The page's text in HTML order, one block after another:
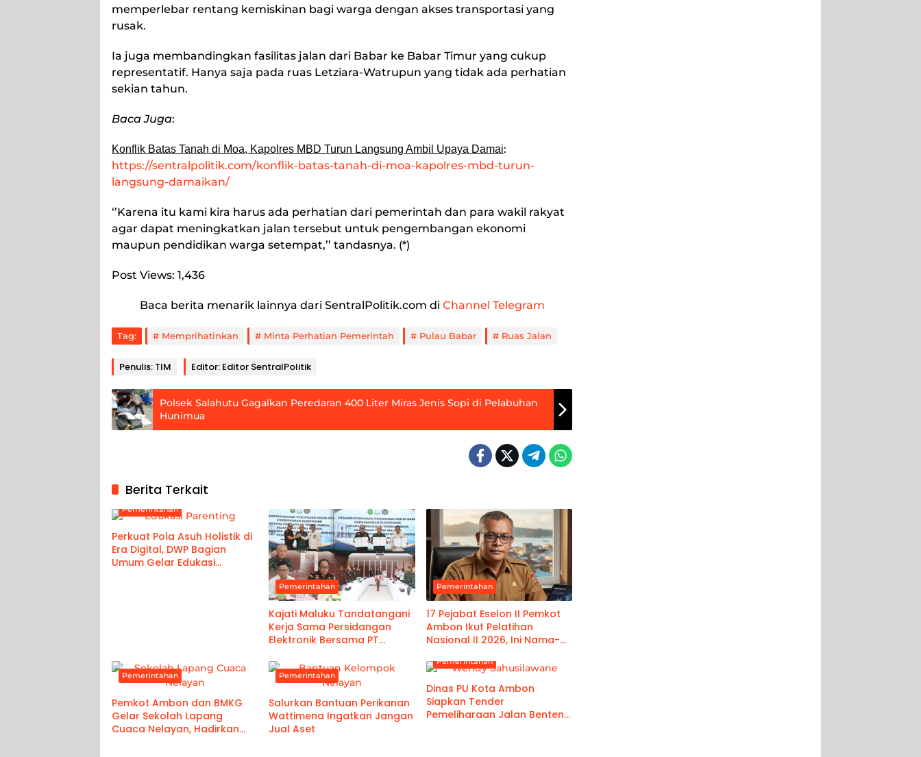
memperlebar rentang kemiskinan bagi warga dengan akses transportasi yang
rusak.
Ia juga membandingkan fasilitas jalan dari Babar ke Babar Timur yang cukup
representatif. Hanya saja pada ruas Letziara-Watrupun yang tidak ada perhatian
sekian tahun.
Baca Juga:
Konflik Batas Tanah di Moa, Kapolres MBD Turun Langsung Ambil Upaya Damai:
https://sentralpolitik.com/konflik-batas-tanah-di-moa-kapolres-mbd-turun-
langsung-damaikan/
‘’Karena itu kami kira harus ada perhatian dari pemerintah dan para wakil rakyat
agar dapat meningkatkan jalan tersebut untuk pengembangan ekonomi
maupun pendidikan warga setempat,’’ tandasnya. (*)
Post Views: 1,436
Baca berita menarik lainnya dari SentralPolitik.com di Channel Telegram
Tag: Memprihatinkan Minta Perhatian Pemerintah Pulau Babar Ruas Jalan
Penulis: TIM Editor: Editor SentralPolitik
Polsek Salahutu Gagalkan Peredaran 400 Liter Miras Jenis Sopi di Pelabuhan
Hunimua
Berita Terkait
Pemerintahan
Perkuat Pola Asuh Holistik di
Era Digital, DWP Bagian
Umum Gelar Edukasi
Pemerintahan
Kajati Maluku Tandatangani
Kerja Sama Persidangan
Elektronik Bersama PT
Pemerintahan
17 Pejabat Eselon II Pemkot
Ambon Ikut Pelatihan
Nasional II 2026, Ini Nama-
Pemerintahan
Pemkot Ambon dan BMKG
Gelar Sekolah Lapang
Cuaca Nelayan, Hadirkan
Pemerintahan
Salurkan Bantuan Perikanan
Wattimena Ingatkan Jangan
Jual Aset
Pemerintahan
Dinas PU Kota Ambon
Siapkan Tender
Pemeliharaan Jalan Benteng